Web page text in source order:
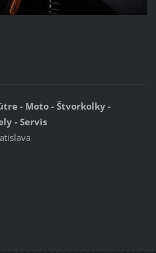
- Moto - Štvorkolky -
- Servis